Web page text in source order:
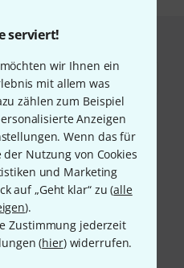
serviert!
wir Ihnen ein
mit allem was
zählen zum Beispiel
Anzeigen
Wenn das für
Nutzung von Cookies
und Marketing
auf „Geht klar“ zu (alle
).
Zustimmung jederzeit
(hier) widerrufen.
per Nachnahme,
Klarna Sofort bezahlen